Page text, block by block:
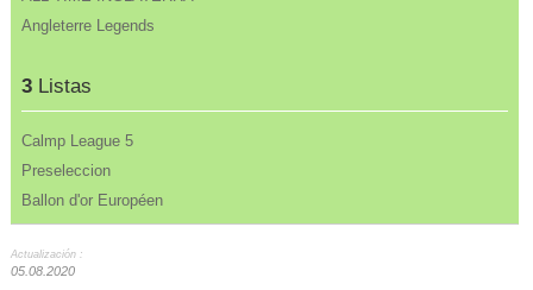
Angleterre Legends
3 Listas
Calmp League 5
Preseleccion
Ballon d'or Européen
Actualización :
05.08.2020